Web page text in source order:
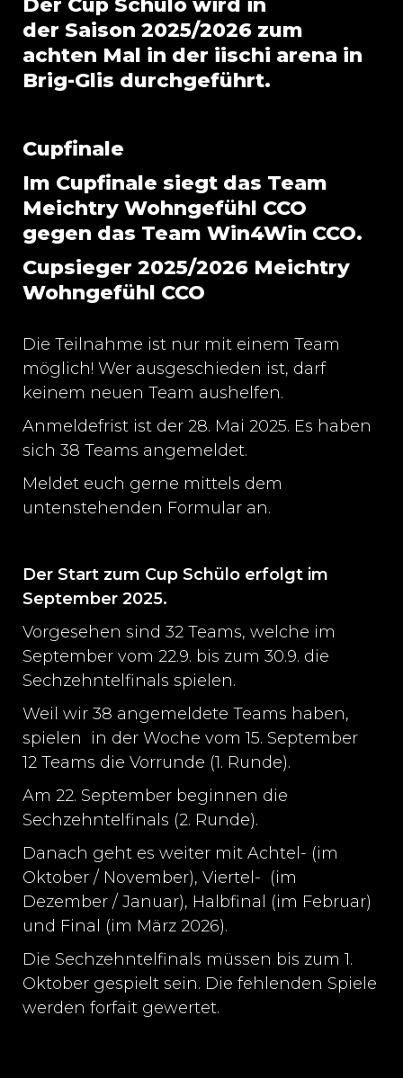
Der Cup Schülo wird in
der Saison 2025/2026 zum
achten Mal in der iischi arena in
Brig-Glis durchgeführt.
Cupfinale
Im Cupfinale siegt das Team
Meichtry Wohngefühl CCO
gegen das Team Win4Win CCO.
Cupsieger 2025/2026 Meichtry
Wohngefühl CCO
Die Teilnahme ist nur mit einem Team
möglich! Wer ausgeschieden ist, darf
keinem neuen Team aushelfen.
Anmeldefrist ist der 28. Mai 2025. Es haben
sich 38 Teams angemeldet.
Meldet euch gerne mittels dem
untenstehenden Formular an.
Der Start zum Cup Schülo erfolgt im
September 2025.
Vorgesehen sind 32 Teams, welche im
September vom 22.9. bis zum 30.9. die
Sechzehntelfinals spielen.
Weil wir 38 angemeldete Teams haben,
spielen in der Woche vom 15. September
12 Teams die Vorrunde (1. Runde).
Am 22. September beginnen die
Sechzehntelfinals (2. Runde).
Danach geht es weiter mit Achtel- (im
Oktober / November), Viertel- (im
Dezember / Januar), Halbfinal (im Februar)
und Final (im März 2026).
Die Sechzehntelfinals müssen bis zum 1.
Oktober gespielt sein. Die fehlenden Spiele
werden forfait gewertet.